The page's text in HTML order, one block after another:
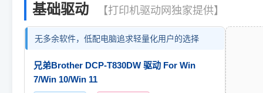
基础驱动 【打印机驱动网独家提供】
无多余软件，低配电脑追求轻量化用户的选择
兄弟Brother DCP-T830DW 驱动 For Win
7/Win 10/Win 11